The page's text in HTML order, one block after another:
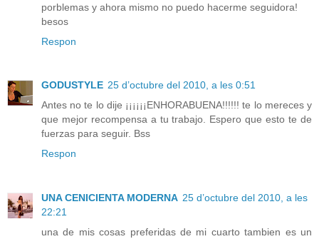
porblemas y ahora mismo no puedo hacerme seguidora!
besos
Respon
GODUSTYLE 25 d’octubre del 2010, a les 0:51
Antes no te lo dije ¡¡¡¡¡¡ENHORABUENA!!!!!! te lo mereces y
que mejor recompensa a tu trabajo. Espero que esto te de
fuerzas para seguir. Bss
Respon
UNA CENICIENTA MODERNA 25 d’octubre del 2010, a les
22:21
una de mis cosas preferidas de mi cuarto tambien es un